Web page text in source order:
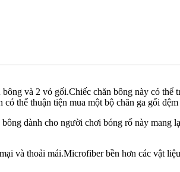
và 2 vỏ gối.Chiếc chăn bông này có
thể thuận tiện mua một bộ chăn ga gối
dành cho người chơi bóng rổ này mang
và thoải mái.Microfiber bền hơn các vật